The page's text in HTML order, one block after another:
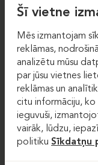
Darba krēsli
DAUPHIN-SHAPE
Šī vietne
Mēs izmantojam
reklāmas,
analizētu mūsu
par jūsu vietnes
reklāmas un
citu informāciju, ko
ieguvuši,
vairāk, lūdzu,
politiku Sīkdatņu